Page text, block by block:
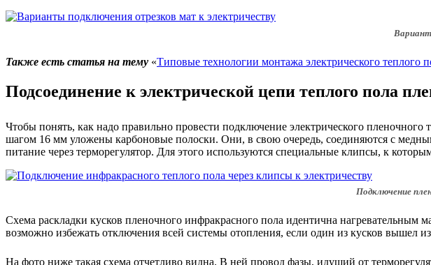
Также есть статья на тему «Типовые технологии монтажа электрического теплого
Подсоединение к электрической цепи теплого пола
Чтобы понять, как надо правильно провести подключение электрического
шагом 16 мм уложены карбоновые полоски. Они, в свою очередь, соединяются с
питание через терморегулятор. Для этого используются специальные клипсы, к
Подключение
Схема раскладки кусков пленочного инфракрасного пола идентична нагревательным
возможно избежать отключения всей системы отопления, если один из кусков вышел из
На фото ниже такая схема отчетливо видна. В ней провод фазы, идущий от